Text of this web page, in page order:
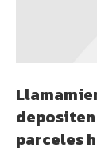
parceles